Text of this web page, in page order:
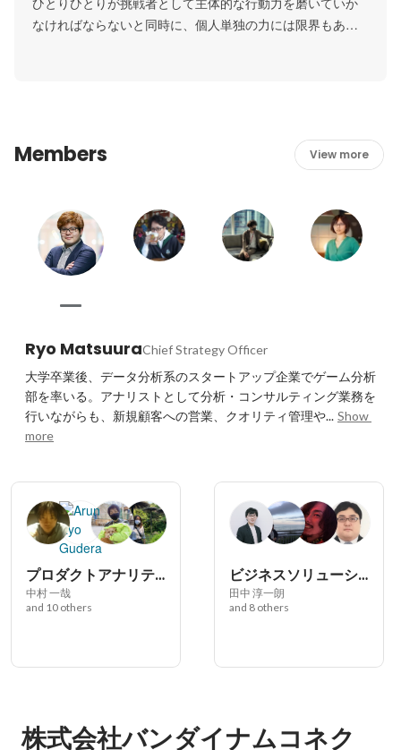
なければならないと同時に、個人単独の力には限界もあり
Members View more
Ryo MatsuuraChief Strategy Officer
大学卒業後、データ分析系のスタートアップ企業でゲーム分析
部を率いる。アナリストとして分析・コンサルティング業務を
行いながらも、新規顧客への営業、クオリティ管理や... Show
more
プロダクトアナリティクスオフィス
中村 一哉
and 10 others
ビジネスソリューション課
田中 淳一朗
and 8 others
株式会社バンダイナムコネク